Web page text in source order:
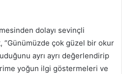
dolayı sevinçli
“Günümüzde çok güzel bir okur
ayrı ayrı değerlendirip
yoğun ilgi göstermeleri ve